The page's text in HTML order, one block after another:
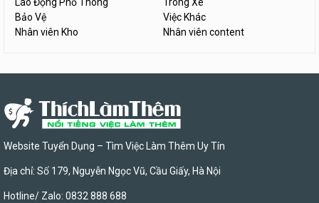
Bảo Vệ
Việc Khác
Nhân viên Kho
Nhân viên content
Website Tuyển Dụng – Tìm Việc Làm Thêm Uy Tín
Địa chỉ: Số 179, Nguyễn Ngọc Vũ, Cầu Giấy, Hà Nội
Hotline/ Zalo: 0832 888 688